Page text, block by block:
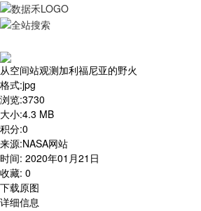
从空间站观测加利福尼亚的野火
格式:jpg
浏览:3730
大小:4.3 MB
积分:0
来源:NASA网站
时间: 2020年01月21日
收藏: 0
下载原图
详细信息